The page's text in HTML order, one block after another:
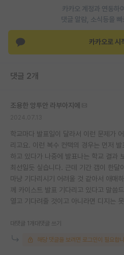
카카오 계정과 연동하
댓글 알람, 소식등을
카카오로 시
댓글 2개
조용한 앙투안 라부아지에
학교마다 발표일이 달라서 이런 문제가
리고요. 이런 복수 컨택의 경우는 먼저
하고 있다가 나중에 발표나는 학교 결과
최선일듯 싶습니다. 근데 기간 갭이 한달
마냥 기다리시기 어려울 것 같아서 애매
께 카이스트 발표 기다리고 있다고 말씀
열고 기다려줄 것이고 아니라면 디지는 못
대댓글 1개 대댓글 쓰기
해당 댓글을 보려면 로그인이 필요합